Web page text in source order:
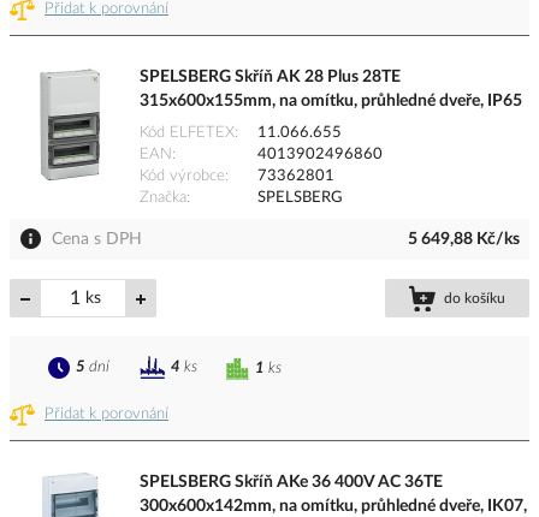
Přidat k porovnání
SPELSBERG Skříň AK 28 Plus 28TE
315x600x155mm, na omítku, průhledné dveře, IP65
Kód ELFETEX
11.066.655
EAN
4013902496860
Kód výrobce
73362801
Značka
SPELSBERG
Cena s DPH 5 649,88 Kč/ks
ks do košíku
Přidat k porovnání
1 ks
5 dní 4 ks
SPELSBERG Skříň AKe 36 400V AC 36TE
300x600x142mm, na omítku, průhledné dveře, IK07,